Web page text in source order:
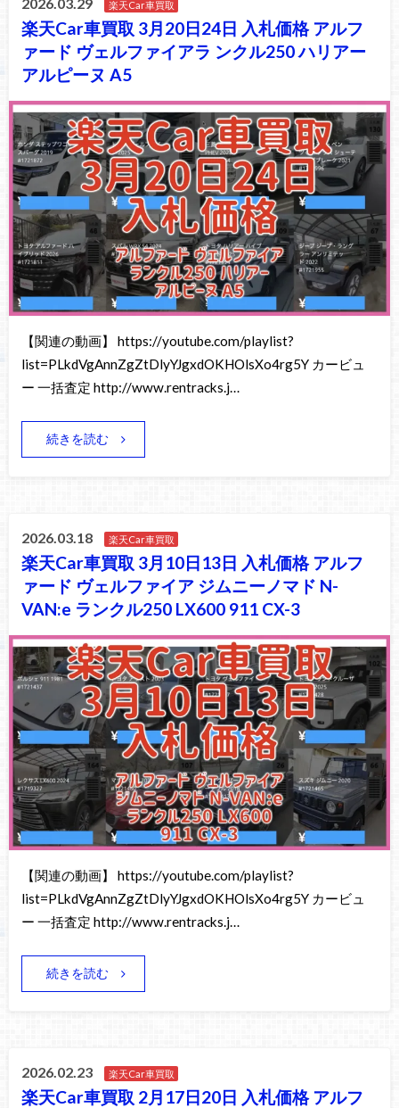
楽天Car車買取
楽天Car車買取 3月20日24日 入札価格 アルフ
ァード ヴェルファイアラ ンクル250 ハリアー
アルピーヌ A5
【関連の動画】 https://youtube.com/playlist?
list=PLkdVgAnnZgZtDlyYJgxdOKHOlsXo4rg5Y カービュ
ー 一括査定 http://www.rentracks.j…
続きを読む
2026.03.18 楽天Car車買取
楽天Car車買取 3月10日13日 入札価格 アルフ
ァード ヴェルファイア ジムニーノマド N-
VAN:e ランクル250 LX600 911 CX-3
【関連の動画】 https://youtube.com/playlist?
list=PLkdVgAnnZgZtDlyYJgxdOKHOlsXo4rg5Y カービュ
ー 一括査定 http://www.rentracks.j…
続きを読む
2026.02.23 楽天Car車買取
楽天Car車買取 2月17日20日 入札価格 アルフ